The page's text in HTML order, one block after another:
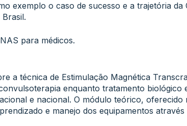
exemplo o caso de sucesso e a trajetória da
para médicos.
a técnica de Estimulação Magnética
enquanto tratamento biológico
e nacional. O módulo teórico,
e manejo dos equipamentos